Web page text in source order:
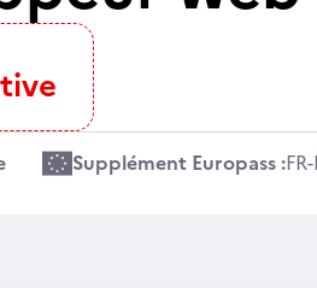
Supplément Europass :FR-